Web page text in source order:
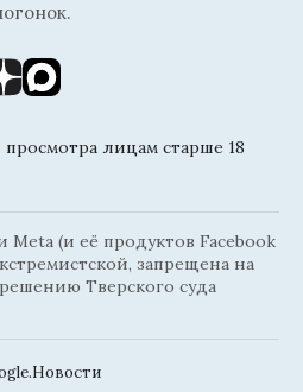
лицам старше 18
(и её продуктов Facebook
запрещена на
Тверского суда